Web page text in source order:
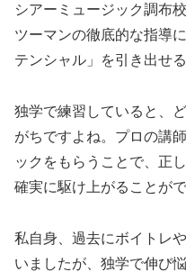
シアーミュージック調布
ツーマンの徹底的な指導
テンシャル」を引き出せる
独学で練習していると、
がちですよね。プロの講
ックをもらうことで、正
確実に駆け上がることがで
私自身、過去にボイトレ
いましたが、独学で伸び